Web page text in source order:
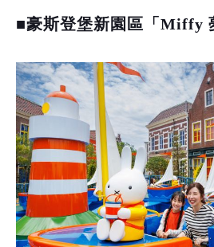
■豪斯登堡新園區「Miffy